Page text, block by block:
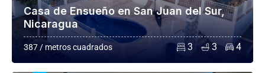
Casa de Ensueño en San Juan del Sur,
Nicaragua
387 / metros cuadrados 3 3 4